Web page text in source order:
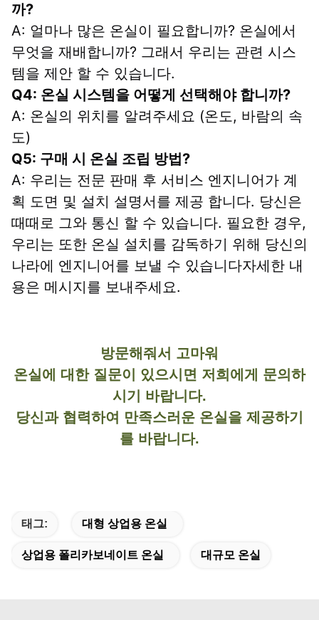
까?
A: 얼마나 많은 온실이 필요합니까? 온실에서
무엇을 재배합니까? 그래서 우리는 관련 시스
템을 제안 할 수 있습니다.
Q4: 온실 시스템을 어떻게 선택해야 합니까?
A: 온실의 위치를 알려주세요 (온도, 바람의 속
도)
Q5: 구매 시 온실 조립 방법?
A: 우리는 전문 판매 후 서비스 엔지니어가 계
획 도면 및 설치 설명서를 제공 합니다. 당신은
때때로 그와 통신 할 수 있습니다. 필요한 경우,
우리는 또한 온실 설치를 감독하기 위해 당신의
나라에 엔지니어를 보낼 수 있습니다자세한 내
용은 메시지를 보내주세요.
방문해줘서 고마워
온실에 대한 질문이 있으시면 저희에게 문의하
시기 바랍니다.
당신과 협력하여 만족스러운 온실을 제공하기
를 바랍니다.
태그: 대형 상업용 온실
상업용 폴리카보네이트 온실 대규모 온실